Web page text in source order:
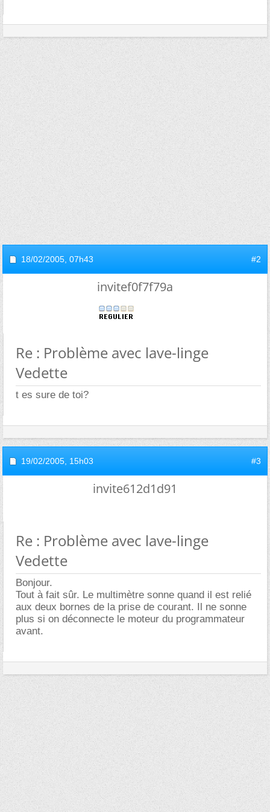
18/02/2005, 07h43 #2
invitef0f7f79a
Re : Problème avec lave-linge
Vedette
t es sure de toi?
19/02/2005, 15h03 #3
invite612d1d91
Re : Problème avec lave-linge
Vedette
Bonjour.
Tout à fait sûr. Le multimètre sonne quand il est relié
aux deux bornes de la prise de courant. Il ne sonne
plus si on déconnecte le moteur du programmateur
avant.